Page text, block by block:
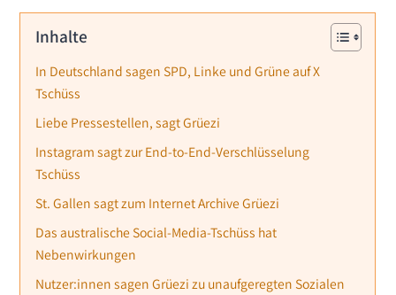
Inhalte
In Deutschland sagen SPD, Linke und Grüne auf X
Tschüss
Liebe Pressestellen, sagt Grüezi
Instagram sagt zur End-to-End-Verschlüsselung
Tschüss
St. Gallen sagt zum Internet Archive Grüezi
Das australische Social-Media-Tschüss hat
Nebenwirkungen
Nutzer:innen sagen Grüezi zu unaufgeregten Sozialen